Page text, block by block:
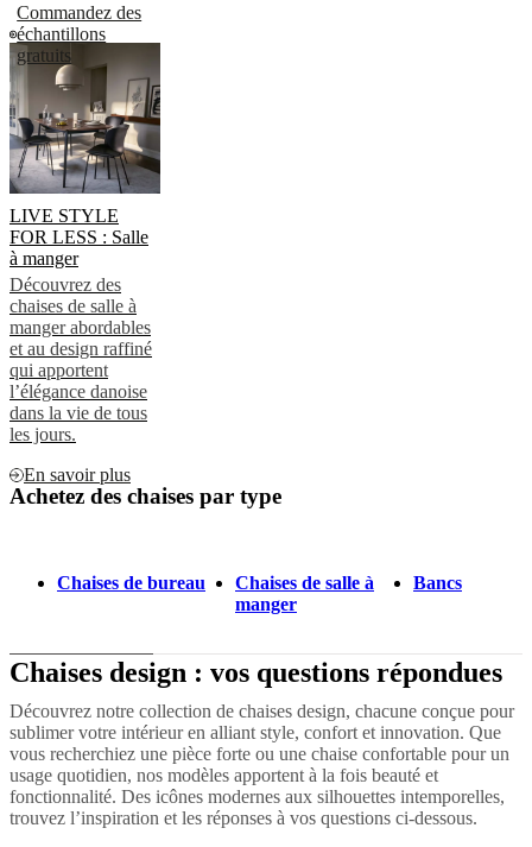
Commandez des
échantillons
gratuits
LIVE STYLE
FOR LESS : Salle
à manger
Découvrez des
chaises de salle à
manger abordables
et au design raffiné
qui apportent
l’élégance danoise
dans la vie de tous
les jours.
En savoir plus
Achetez des chaises par type
Chaises de bureau
Chaises de salle à
manger
Bancs
Chaises design : vos questions répondues
Découvrez notre collection de chaises design, chacune conçue pour
sublimer votre intérieur en alliant style, confort et innovation. Que
vous recherchiez une pièce forte ou une chaise confortable pour un
usage quotidien, nos modèles apportent à la fois beauté et
fonctionnalité. Des icônes modernes aux silhouettes intemporelles,
trouvez l’inspiration et les réponses à vos questions ci-dessous.